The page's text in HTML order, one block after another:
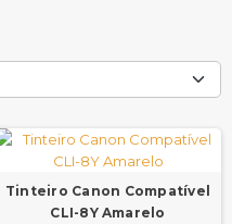
Tinteiro Canon Compatível
CLI-8Y Amarelo